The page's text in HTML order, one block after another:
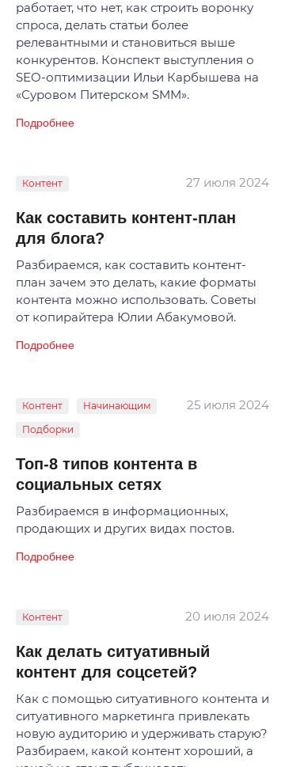
работает, что нет, как строить воронку
спроса, делать статьи более
релевантными и становиться выше
конкурентов. Конспект выступления о
SEO-оптимизации Ильи Карбышева на
«Суровом Питерском SMM».
Подробнее
27 июля 2024
Контент
Как составить контент-план
для блога?
Разбираемся, как составить контент-
план зачем это делать, какие форматы
контента можно использовать. Советы
от копирайтера Юлии Абакумовой.
Подробнее
25 июля 2024
Контент
Начинающим
Подборки
Топ-8 типов контента в
социальных сетях
Разбираемся в информационных,
продающих и других видах постов.
Подробнее
20 июля 2024
Контент
Как делать ситуативный
контент для соцсетей?
Как с помощью ситуативного контента и
ситуативного маркетинга привлекать
новую аудиторию и удерживать старую?
Разбираем, какой контент хороший, а